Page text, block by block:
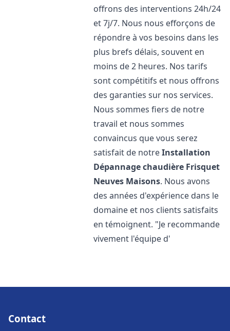
offrons des interventions 24h/24
et 7j/7. Nous nous efforçons de
répondre à vos besoins dans les
plus brefs délais, souvent en
moins de 2 heures. Nos tarifs
sont compétitifs et nous offrons
des garanties sur nos services.
Nous sommes fiers de notre
travail et nous sommes
convaincus que vous serez
satisfait de notreInstallation
Dépannage chaudière Frisquet
Neuves Maisons. Nous avons
des années d'expérience dans le
domaine et nos clients satisfaits
en témoignent. "Je recommande
vivement l'équipe d'
Contact